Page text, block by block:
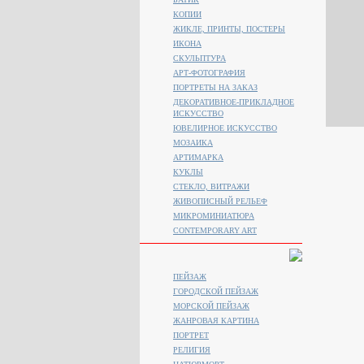
КОПИИ
ЖИКЛЕ, ПРИНТЫ, ПОСТЕРЫ
ИКОНА
СКУЛЬПТУРА
АРТ-ФОТОГРАФИЯ
ПОРТРЕТЫ НА ЗАКАЗ
ДЕКОРАТИВНОЕ-ПРИКЛАДНОЕ
ИСКУССТВО
ЮВЕЛИРНОЕ ИСКУССТВО
МОЗАИКА
АРТИМАРКА
КУКЛЫ
СТЕКЛО, ВИТРАЖИ
ЖИВОПИСНЫЙ РЕЛЬЕФ
МИКРОМИНИАТЮРА
CONTEMPORARY ART
ПЕЙЗАЖ
ГОРОДСКОЙ ПЕЙЗАЖ
МОРСКОЙ ПЕЙЗАЖ
ЖАНРОВАЯ КАРТИНА
ПОРТРЕТ
РЕЛИГИЯ